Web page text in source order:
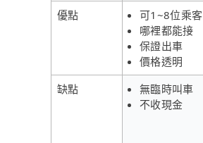
優點
可1~8位乘客
哪裡都能接
保證出車
價格透明
缺點
無臨時叫車
不收現金